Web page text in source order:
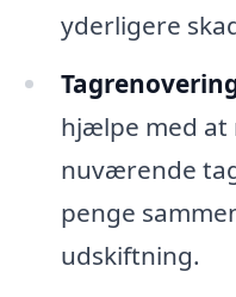
yderligere
hjælpe med at
nuværende
penge
udskiftning.